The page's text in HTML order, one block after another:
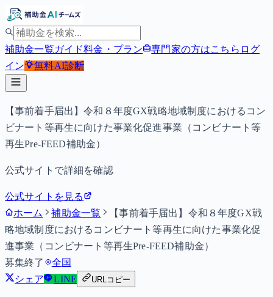
補助金一覧ガイド料金・プラン 専門家の方はこちら ログ
イン
無料AI診断
【事前着手届出】令和８年度GX戦略地域制度におけるコン
ビナート等再生に向けた事業化促進事業（コンビナート等
再生Pre-FEED補助金）
公式サイトで詳細を確認
公式サイトを見る
ホーム
補助金一覧
【事前着手届出】令和８年度GX戦
略地域制度におけるコンビナート等再生に向けた事業化促
進事業（コンビナート等再生Pre-FEED補助金）
募集終了
全国
シェア
LINE URLコピー